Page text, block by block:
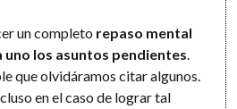
un completo repaso mental
uno los asuntos pendientes.
que olvidáramos citar algunos.
en el caso de lograr tal